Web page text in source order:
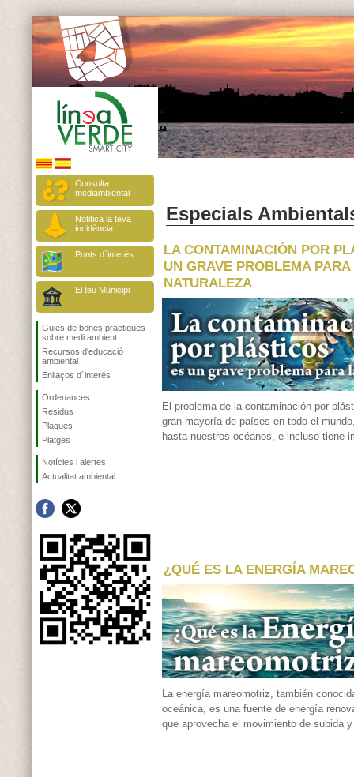
Consulta
mediambiental
Notifica la teva
incidència
Punts d`interès
El teu Municipi
Guies de bones pràctiques
sobre medi ambient
Recursos d'educació
ambiental
Enllaços d´interés
Ordenances
Residus
Plagues
Platges
Notícies i alertes
Actualitat ambiental
Especials
LA CONTAMINACIÓN POR
UN GRAVE PROBLEMA PARA
NATURALEZA
El problema de la contaminación por
gran mayoría de países en todo el
hasta nuestros océanos, e incluso tiene
¿QUÉ ES LA ENERGÍA
La energía mareomotriz, también
oceánica, es una fuente de energía
que aprovecha el movimiento de subida